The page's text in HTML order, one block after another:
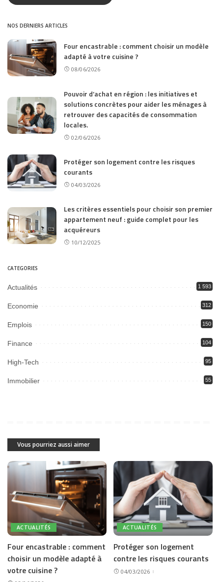
NOS DERNIERS ARTICLES
Four encastrable : comment choisir un modèle
adapté à votre cuisine ?
08/06/2026
Pouvoir d’achat en région : les initiatives et
solutions concrètes pour aider les ménages à
retrouver des capacités de consommation
locales.
02/06/2026
Protéger son logement contre les risques
courants
04/03/2026
Les critères essentiels pour choisir son premier
appartement neuf : guide complet pour les
acquéreurs
10/12/2025
CATEGORIES
Actualités 1 593
Economie 312
Emplois 150
Finance 104
High-Tech 95
Immobilier 55
Vous pourriez aussi aimer
ACTUALITÉS
Four encastrable : comment
choisir un modèle adapté à
votre cuisine ?
ACTUALITÉS
Protéger son logement
contre les risques courants
04/03/2026